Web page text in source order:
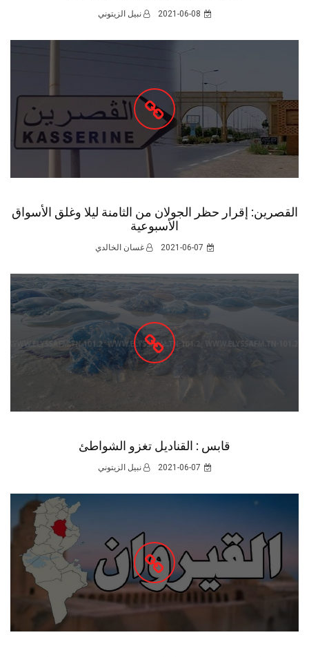
2021-06-08 نبيل الزيتوني
القصرين: إقرار حظر الجولان من الثامنة ليلا وغلق الأسواق
الأسبوعية
2021-06-07 غسان الخالدي
قابس : القناديل تغزو الشواطئ
2021-06-07 نبيل الزيتوني